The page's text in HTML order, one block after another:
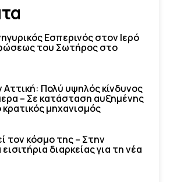
Εσπερινός στον Ιερό
του Σωτήρος στο
Πολύ υψηλός κίνδυνος
– Σε κατάσταση αυξημένης
μηχανισμός
τον κόσμο της – Στην
διαρκείας για τη νέα